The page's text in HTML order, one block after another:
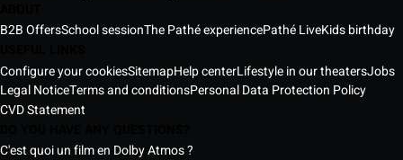
B2B OffersSchool sessionThe Pathé experiencePathé LiveKids birthday
Configure your cookiesSitemapHelp centerLifestyle in our theatersJobs
Legal NoticeTerms and conditionsPersonal Data Protection Policy
CVD Statement
C'est quoi un film en Dolby Atmos ?